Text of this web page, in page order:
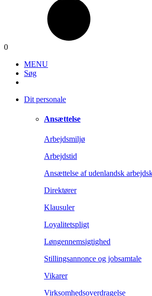
0
MENU
Søg
Dit personale
Ansættelse
Arbejdsmiljø
Arbejdstid
Ansættelse af udenlandsk
Direktører
Klausuler
Loyalitetspligt
Løngennemsigtighed
Stillingsannonce og jobsamtale
Vikarer
Virksomhedsoverdragelse